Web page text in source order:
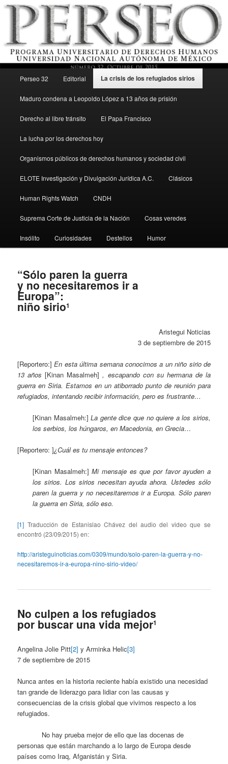
Perseo – PUDH UNAM
Ir al contenido secundario
Perseo 32 Editorial La crisis de los refugiados sirios
Maduro condena a Leopoldo López a 13 años de prisión
Derecho al libre tránsito El Papa Francisco
La lucha por los derechos hoy
Organismos públicos de derechos humanos y sociedad civil
ELOTE Investigación y Divulgación Jurídica A.C. Clásicos
Human Rights Watch CNDH
Suprema Corte de Justicia de la Nación Cosas veredes
Insólito Curiosidades Destellos Humor
“Sólo paren la guerra
y no necesitaremos ir a
Europa”:
niño sirio1
Aristegui Noticias
3 de septiembre de 2015
[Reportero:]En esta última semana conocimos a un niño sirio de
13 años[Kinan Masalmeh], escapando con su hermana de la
guerra en Siria. Estamos en un atiborrado punto de reunión para
refugiados, intentando recibir información, pero es frustrante…
[Kinan Masalmeh:]La gente dice que no quiere a los sirios,
los serbios, los húngaros, en Macedonia, en Grecia…
[Reportero: ]¿Cuál es tu mensaje entonces?
[Kinan Masalmeh:]Mi mensaje es que por favor ayuden a
los sirios. Los sirios necesitan ayuda ahora. Ustedes sólo
paren la guerra y no necesitaremos ir a Europa. Sólo paren
la guerra en Siria, sólo eso.
[1] Traducción de Estanislao Chávez del audio del video que se
encontró (23/09/2015) en:
http://aristeguinoticias.com/0309/mundo/solo-paren-la-guerra-y-no-
necesitaremos-ir-a-europa-nino-sirio-video/
No culpen a los refugiados
por buscar una vida mejor1
Angelina Jolie Pitt[2] y Arminka Helic[3]
7 de septiembre de 2015
Nunca antes en la historia reciente había existido una necesidad
tan grande de liderazgo para lidiar con las causas y
consecuencias de la crisis global que vivimos respecto a los
refugiados.
No hay prueba mejor de ello que las docenas de
personas que están marchando a lo largo de Europa desde
países como Iraq, Afganistán y Siria.